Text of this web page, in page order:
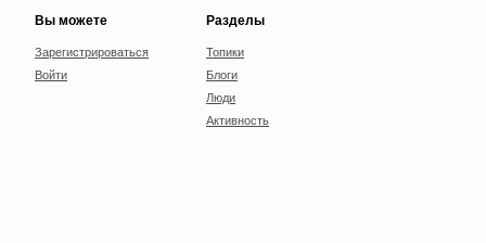
Вы можете
Зарегистрироваться
Войти
Разделы
Топики
Блоги
Люди
Активность